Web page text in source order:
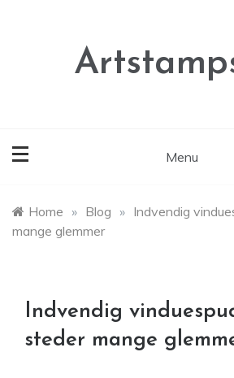
Menu
Home » Blog » Indvendig
mange glemmer
Indvendig
steder mange